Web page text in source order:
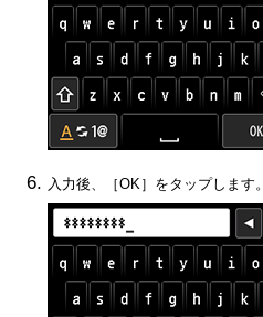
入力後、［OK ］をタップします。